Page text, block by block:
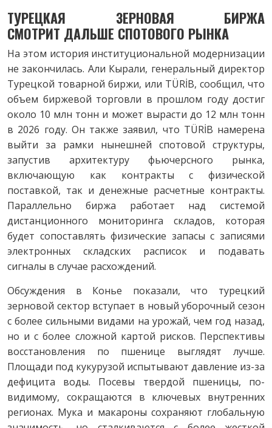
ТУРЕЦКАЯ ЗЕРНОВАЯ БИРЖА
СМОТРИТ ДАЛЬШЕ СПОТОВОГО РЫНКА
На этом история институциональной модернизации
не закончилась. Али Кырали, генеральный директор
Турецкой товарной биржи, или TÜRİB, сообщил, что
объем биржевой торговли в прошлом году достиг
около 10 млн тонн и может вырасти до 12 млн тонн
в 2026 году. Он также заявил, что TÜRİB намерена
выйти за рамки нынешней спотовой структуры,
запустив архитектуру фьючерсного рынка,
включающую как контракты с физической
поставкой, так и денежные расчетные контракты.
Параллельно биржа работает над системой
дистанционного мониторинга складов, которая
будет сопоставлять физические запасы с записями
электронных складских расписок и подавать
сигналы в случае расхождений.
Обсуждения в Конье показали, что турецкий
зерновой сектор вступает в новый уборочный сезон
с более сильными видами на урожай, чем год назад,
но и с более сложной картой рисков. Перспективы
восстановления по пшенице выглядят лучше.
Площади под кукурузой испытывают давление из-за
дефицита воды. Посевы твердой пшеницы, по-
видимому, сокращаются в ключевых внутренних
регионах. Мука и макароны сохраняют глобальную